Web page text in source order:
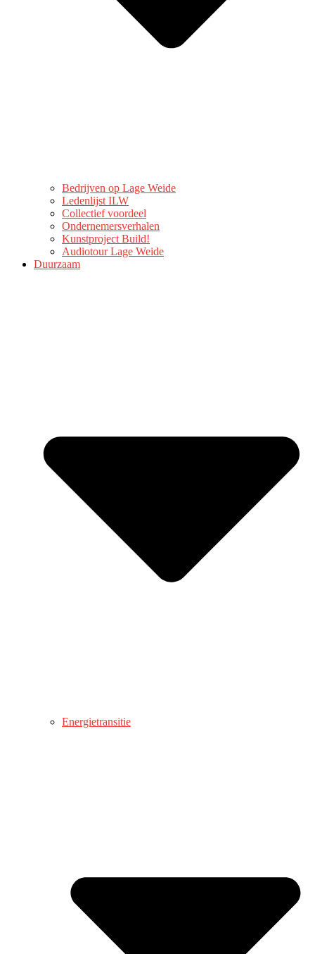
Bedrijven op Lage Weide
Ledenlijst ILW
Collectief voordeel
Ondernemersverhalen
Kunstproject Build!
Audiotour Lage Weide
Duurzaam
Energietransitie